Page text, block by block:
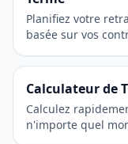
Planifiez votre
basée sur vos
Calculateur de
Calculez
n'importe quel